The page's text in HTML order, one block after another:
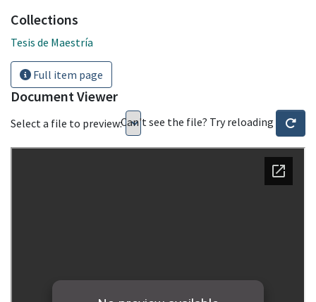
Collections
Tesis de Maestría
Full item page
Document Viewer
Select a file to preview:Can't see the file? Try reloading